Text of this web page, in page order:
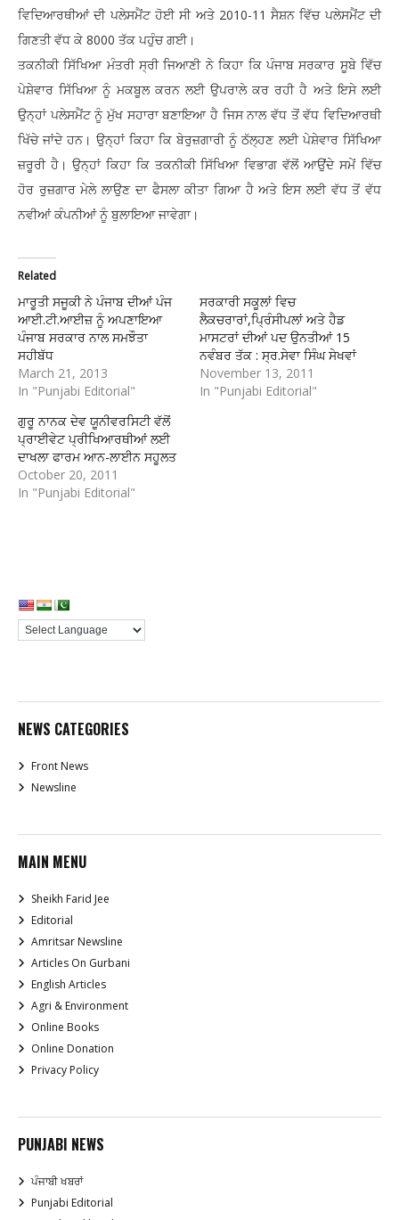
ਵਿਦਿਆਰਥੀਆਂ ਦੀ ਪਲੇਸਮੈਂਟ ਹੋਈ ਸੀ ਅਤੇ 2010-11 ਸੈਸ਼ਨ ਵਿੱਚ ਪਲੇਸਮੈਂਟ ਦੀ
ਗਿਣਤੀ ਵੱਧ ਕੇ 8000 ਤੱਕ ਪਹੁੰਚ ਗਈ।
ਤਕਨੀਕੀ ਸਿੱਖਿਆ ਮੰਤਰੀ ਸ੍ਰੀ ਜਿਆਣੀ ਨੇ ਕਿਹਾ ਕਿ ਪੰਜਾਬ ਸਰਕਾਰ ਸੂਬੇ ਵਿੱਚ
ਪੇਸ਼ੇਵਾਰ ਸਿੱਖਿਆ ਨੂੰ ਮਕਬੂਲ ਕਰਨ ਲਈ ਉਪਰਾਲੇ ਕਰ ਰਹੀ ਹੈ ਅਤੇ ਇਸੇ ਲਈ
ਉਨ੍ਹਾਂ ਪਲੇਸਮੈਂਟ ਨੂੰ ਮੁੱਖ ਸਹਾਰਾ ਬਣਾਇਆ ਹੈ ਜਿਸ ਨਾਲ ਵੱਧ ਤੋਂ ਵੱਧ ਵਿਦਿਆਰਥੀ
ਖਿੱਚੇ ਜਾਂਦੇ ਹਨ। ਉਨ੍ਹਾਂ ਕਿਹਾ ਕਿ ਬੇਰੁਜ਼ਗਾਰੀ ਨੂੰ ਠੱਲ੍ਹਣ ਲਈ ਪੇਸ਼ੇਵਾਰ ਸਿੱਖਿਆ
ਜ਼ਰੂਰੀ ਹੈ। ਉਨ੍ਹਾਂ ਕਿਹਾ ਕਿ ਤਕਨੀਕੀ ਸਿੱਖਿਆ ਵਿਭਾਗ ਵੱਲੋਂ ਆਉਂਦੇ ਸਮੇਂ ਵਿੱਚ
ਹੋਰ ਰੁਜ਼ਗਾਰ ਮੇਲੇ ਲਾਉਣ ਦਾ ਫੈਸਲਾ ਕੀਤਾ ਗਿਆ ਹੈ ਅਤੇ ਇਸ ਲਈ ਵੱਧ ਤੋਂ ਵੱਧ
ਨਵੀਆਂ ਕੰਪਨੀਆਂ ਨੂੰ ਬੁਲਾਇਆ ਜਾਵੇਗਾ।
Related
ਮਾਰੂਤੀ ਸਜੂਕੀ ਨੇ ਪੰਜਾਬ ਦੀਆਂ ਪੰਜ
ਆਈ.ਟੀ.ਆਈਜ਼ ਨੂੰ ਅਪਣਾਇਆ
ਪੰਜਾਬ ਸਰਕਾਰ ਨਾਲ ਸਮਝੌਤਾ
ਸਹੀਬੱਧ
March 21, 2013
In "Punjabi Editorial"
ਸਰਕਾਰੀ ਸਕੂਲਾਂ ਵਿਚ
ਲੈਕਚਰਾਰਾਂ,ਪ੍ਰਿੰਸੀਪਲਾਂ ਅਤੇ ਹੈਡ
ਮਾਸਟਰਾਂ ਦੀਆਂ ਪਦ ਉਨਤੀਆਂ 15
ਨਵੰਬਰ ਤੱਕ : ਸ੍ਰ.ਸੇਵਾ ਸਿੰਘ ਸੇਖਵਾਂ
November 13, 2011
In "Punjabi Editorial"
ਗੁਰੂ ਨਾਨਕ ਦੇਵ ਯੂਨੀਵਰਸਿਟੀ ਵੱਲੋਂ
ਪ੍ਰਾਈਵੇਟ ਪ੍ਰੀਖਿਆਰਥੀਆਂ ਲਈ
ਦਾਖਲਾ ਫਾਰਮ ਆਨ-ਲਾਈਨ ਸਹੂਲਤ
October 20, 2011
In "Punjabi Editorial"
NEWS CATEGORIES
Front News
Newsline
MAIN MENU
Sheikh Farid Jee
Editorial
Amritsar Newsline
Articles On Gurbani
English Articles
Agri & Environment
Online Books
Online Donation
Privacy Policy
PUNJABI NEWS
ਪੰਜਾਬੀ ਖਬਰਾਂ
Punjabi Editorial